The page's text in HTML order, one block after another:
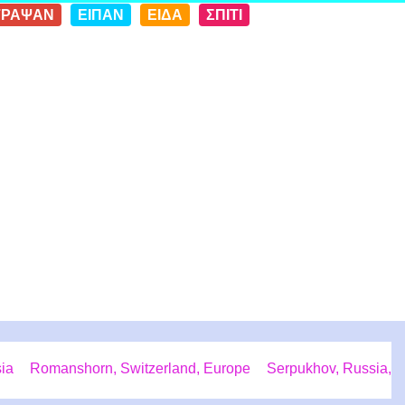
ΕΙΠΑΝ ΕΙΔΑ ΣΠΙΤΙ
Romanshorn, Switzerland, Europe
Serpukhov, Russia,